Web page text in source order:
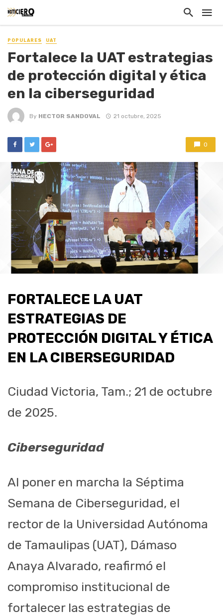
POPULARES UAT
Fortalece la UAT estrategias
de protección digital y ética
en la ciberseguridad
By HECTOR SANDOVAL 21 octubre, 2025
0
FORTALECE LA UAT
ESTRATEGIAS DE
PROTECCIÓN DIGITAL Y ÉTICA
EN LA CIBERSEGURIDAD
Ciudad Victoria, Tam.; 21 de octubre
de 2025.
Ciberseguridad
Al poner en marcha la Séptima
Semana de Ciberseguridad, el
rector de la Universidad Autónoma
de Tamaulipas (UAT), Dámaso
Anaya Alvarado, reafirmó el
compromiso institucional de
fortalecer las estrategias de